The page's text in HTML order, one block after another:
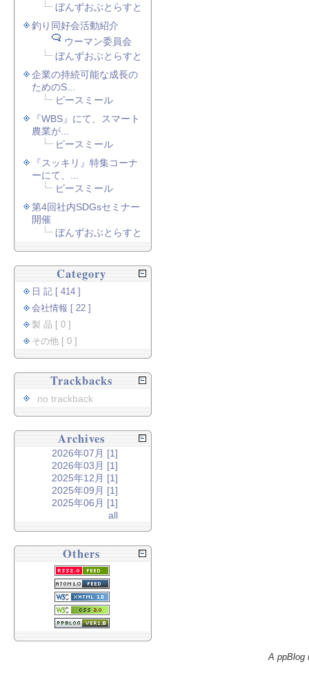
ぼんずおぶとらすと
釣り同好会活動紹介
ウーマン委員会
ぼんずおぶとらすと
企業の持続可能な成長の
ためのS...
ピースミール
『WBS』にて、スマート
農業が...
ピースミール
『スッキリ』特集コーナ
ーにて、...
ピースミール
第4回社内SDGsセミナー
開催
ぼんずおぶとらすと
Category
日 記 [ 414 ]
会社情報 [ 22 ]
製 品 [ 0 ]
その他 [ 0 ]
Trackbacks
no trackback
Archives
2026年07月 [1]
2026年03月 [1]
2025年12月 [1]
2025年09月 [1]
2025年06月 [1]
all
Others
A ppBlog